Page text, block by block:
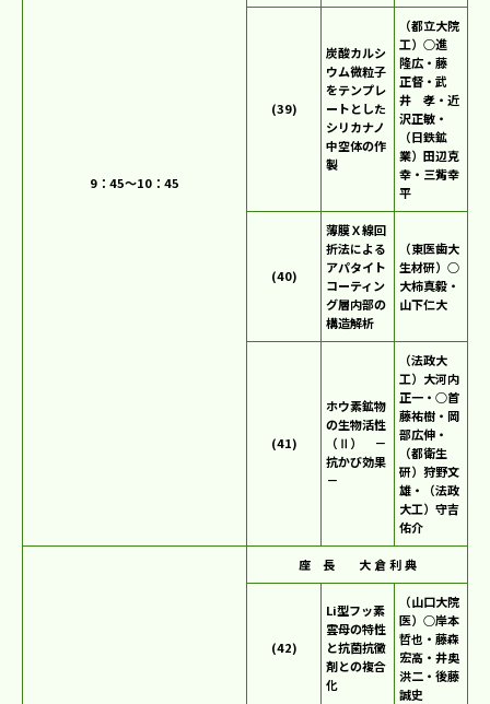
9：45～10：45
(39)
炭酸カルシ
ウム微粒子
をテンプレ
ートとした
シリカナノ
中空体の作
製
（都立大院
工）○進
隆広・藤
正督・武
井 孝・近
沢正敏・
（日鉄鉱
業）田辺克
幸・三觜幸
平
(40)
薄膜Ｘ線回
折法による
アパタイト
コーティン
グ層内部の
構造解析
（東医歯大
生材研）○
大柿真毅・
山下仁大
(41)
ホウ素鉱物
の生物活性
（Ⅱ） －
抗かび効果
－
（法政大
工）大河内
正一・○首
藤祐樹・岡
部広伸・
（都衛生
研）狩野文
雄・（法政
大工）守吉
佑介
座 長 大 倉 利 典
(42)
Li型フッ素
雲母の特性
と抗菌抗黴
剤との複合
化
（山口大院
医）○岸本
哲也・藤森
宏高・井奥
洪二・後藤
誠史